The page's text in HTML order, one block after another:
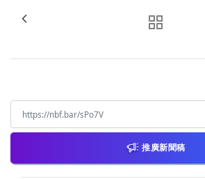
推廣新聞稿